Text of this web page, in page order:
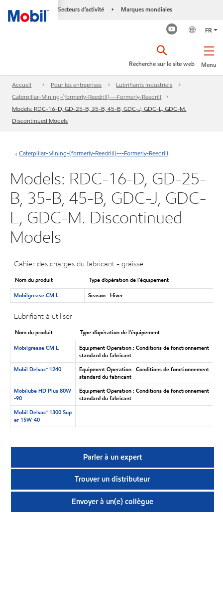
Secteurs d’activité • Marques mondiales
FR
Menu
Recherche sur le site web
Accueil Pour les entreprises
Lubrifiants industriels
Caterpillar-Mining-(formerly-Reedrill)---Formerly-Reedrill
Models: RDC-16-D, GD-25-B, 35-B, 45-B, GDC-J, GDC-L, GDC-M.
Discontinued Models
Caterpillar-Mining-(formerly-Reedrill)---Formerly-Reedrill
Models: RDC-16-D, GD-25-
B, 35-B, 45-B, GDC-J, GDC-
L, GDC-M. Discontinued
Models
Cahier des charges du fabricant - graisse
Nom du produit
Type d’opération de l’équipement
Mobilgrease CM L
Season : Hiver
Lubrifiant à utiliser
Nom du produit
Type d’opération de l’équipement
Mobilgrease CM L
Equipment Operation : Conditions de fonctionnement
standard du fabricant
Mobil Delvac🅪 1240
Equipment Operation : Conditions de fonctionnement
standard du fabricant
Mobilube HD Plus 80W
-90
Equipment Operation : Conditions de fonctionnement
standard du fabricant
Mobil Delvac™ 1300 Sup
er 15W-40
Parler à un expert
Trouver un distributeur
Envoyer à un(e) collègue